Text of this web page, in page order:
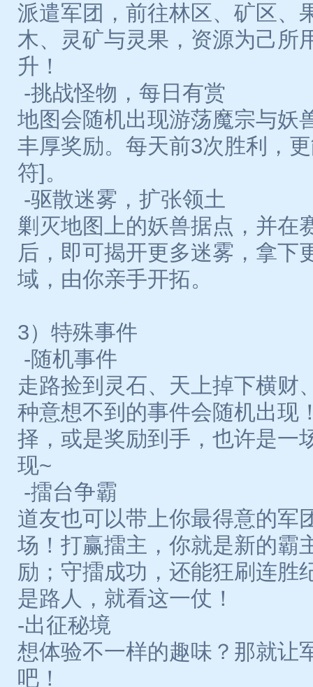
派遣军团，前往林区、矿区、
木、灵矿与灵果，资源为己所
升！
-挑战怪物，每日有赏
地图会随机出现游荡魔宗与妖
丰厚奖励。每天前3次胜利，
符]。
-驱散迷雾，扩张领土
剿灭地图上的妖兽据点，并在
后，即可揭开更多迷雾，拿下
域，由你亲手开拓。
3）特殊事件
-随机事件
走路捡到灵石、天上掉下横
种意想不到的事件会随机出现
择，或是奖励到手，也许是一
现~
-擂台争霸
道友也可以带上你最得意的军
场！打赢擂主，你就是新的霸
励；守擂成功，还能狂刷连胜
是路人，就看这一仗！
-出征秘境
想体验不一样的趣味？那就让
吧！